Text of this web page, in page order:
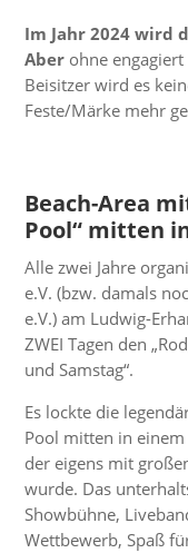
Im Jahr 2024 wird
Aber ohne engagiert
Beisitzer wird es
Feste/Märke mehr
Beach-Area
Pool“ mitten
Alle zwei Jahre
e.V. (bzw. damals
e.V.) am Ludwig-
ZWEI Tagen den
und Samstag“.
Es lockte die
Pool mitten in einem
der eigens mit
wurde. Das
Showbühne,
Wettbewerb, Spaß